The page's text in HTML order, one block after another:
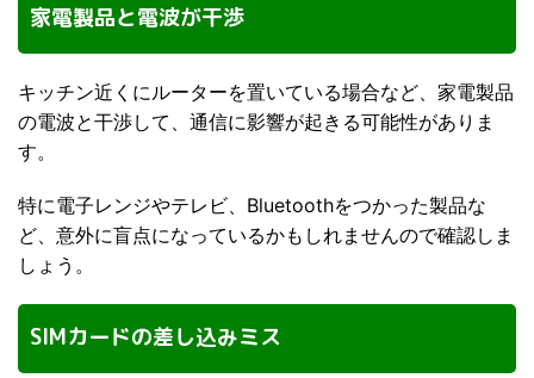
家電製品と電波が干渉
キッチン近くにルーターを置いている場合など、家電製品
の電波と干渉して、通信に影響が起きる可能性がありま
す。
特に電子レンジやテレビ、Bluetoothをつかった製品な
ど、意外に盲点になっているかもしれませんので確認しま
しょう。
SIMカードの差し込みミス